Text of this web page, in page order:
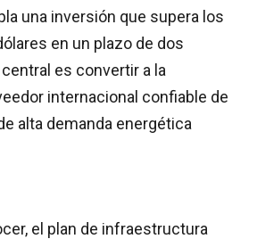
una inversión que supera los
en un plazo de dos
es convertir a la
internacional confiable de
alta demanda energética
el plan de infraestructura